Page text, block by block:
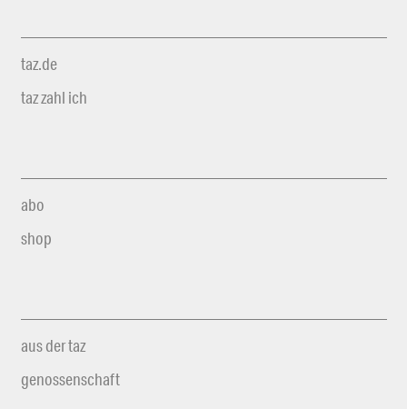
taz.de
taz zahl ich
abo
shop
aus der taz
genossenschaft